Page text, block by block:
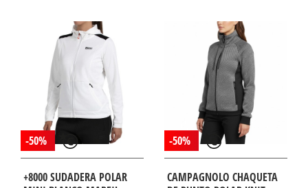
-50%
+8000 SUDADERA POLAR
-50%
CAMPAGNOLO CHAQUETA